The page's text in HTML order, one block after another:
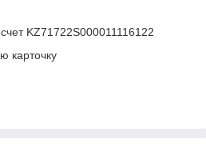
KZ71722S000011116122
карточку